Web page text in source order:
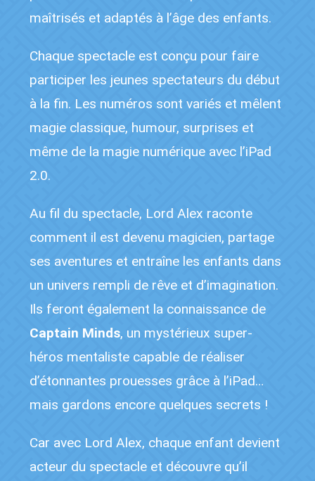
maîtrisés et adaptés à l’âge des enfants.
Chaque spectacle est conçu pour faire
participer les jeunes spectateurs du début
à la fin. Les numéros sont variés et mêlent
magie classique, humour, surprises et
même de la magie numérique avec l’iPad
2.0.
Au fil du spectacle, Lord Alex raconte
comment il est devenu magicien, partage
ses aventures et entraîne les enfants dans
un univers rempli de rêve et d’imagination.
Ils feront également la connaissance de
Captain Minds, un mystérieux super-
héros mentaliste capable de réaliser
d’étonnantes prouesses grâce à l’iPad…
mais gardons encore quelques secrets !
Car avec Lord Alex, chaque enfant devient
acteur du spectacle et découvre qu’il